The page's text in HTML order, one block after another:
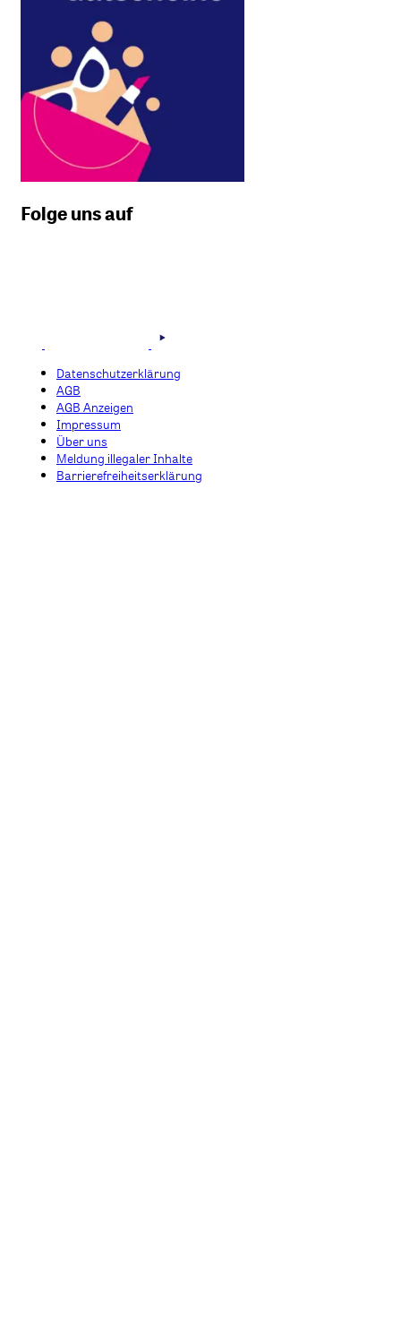
Folge uns auf
Datenschutzerklärung
AGB
AGB Anzeigen
Impressum
Über uns
Meldung illegaler Inhalte
Barrierefreiheitserklärung